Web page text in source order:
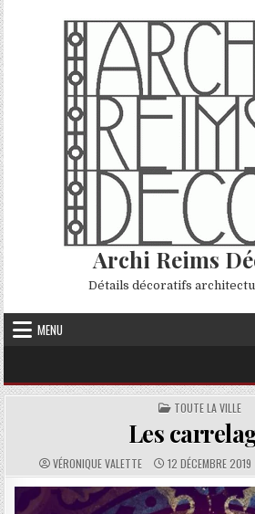
Skip to content
Archi Reims
Détails décoratifs
MENU
POSTED IN
TOUTE LA VILLE
Les
AUTHOR:
VÉRONIQUE VALETTE PUBLISHED DATE:
12 DÉCEMBRE 2019